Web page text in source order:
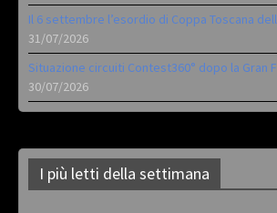
Il 6 settembre l’esordio di Coppa Toscana
31/07/2026
Situazione circuiti Contest360° dopo la Gran
30/07/2026
I più letti della settimana